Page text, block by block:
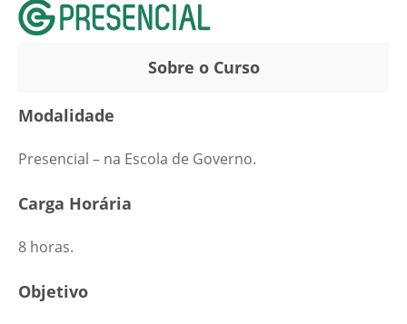
Sobre o Curso
Modalidade
Presencial – na Escola de Governo.
Carga Horária
8 horas.
Objetivo